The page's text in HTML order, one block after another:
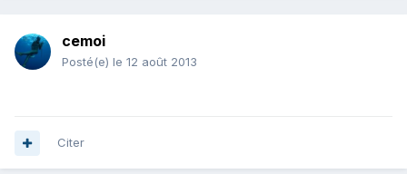
cemoi
Posté(e) le 12 août 2013
Citer